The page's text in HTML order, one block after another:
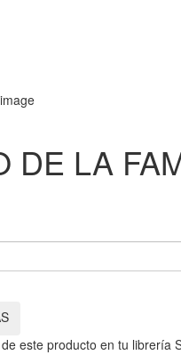
DE LA
este producto en tu librería